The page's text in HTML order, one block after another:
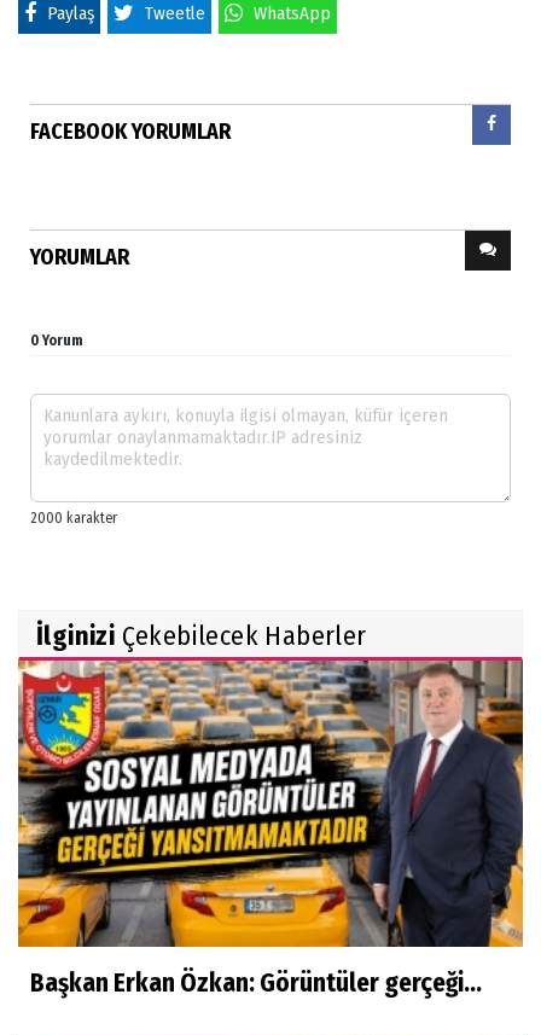
Paylaş Tweetle WhatsApp
FACEBOOK YORUMLAR
YORUMLAR
0 Yorum
İlginizi Çekebilecek Haberler
Başkan Erkan Özkan: Görüntüler gerçeği...